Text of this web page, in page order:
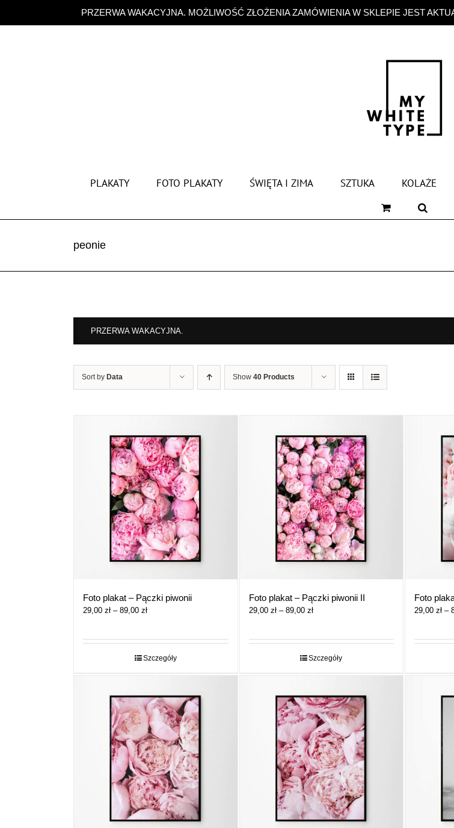
PRZERWA WAKACYJNA. MOŻLIWOŚĆ ZŁOŻENIA ZAMÓWIENIA W SKLEPIE JEST
zawartości
PLAKATY FOTO PLAKATY ŚWIĘTA I ZIMA SZTUKA KOLAŻE
peonie
PRZERWA WAKACYJNA.
Sort by Data Show 40 Products
Foto plakat – Pączki piwonii
29,00 zł – 89,00 złZakres
29,00 zł
do
Szczegóły
Foto plakat – Pączki piwonii II
29,00 zł – 89,00 złZakres
29,00 zł
do
Szczegóły
Foto
29,00 zł –